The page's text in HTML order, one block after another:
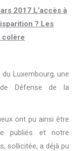
2017 L’accès à
? Les
colère
Luxembourg, une
Défense de la
ont pu ainsi être
publiés et notre
sollicitée, a déjà pu